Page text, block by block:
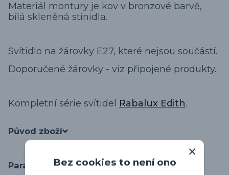
Materiál montury je kov v bronzové barvě,
bílá skleněná stínidla.
Svítidlo na žárovky E27, které nejsou součástí.
Doporučené žárovky - viz připojené produkty.
Kompletní série svítidel Rabalux Edith.
Původ zboží
ParametryBez cookies to není ono